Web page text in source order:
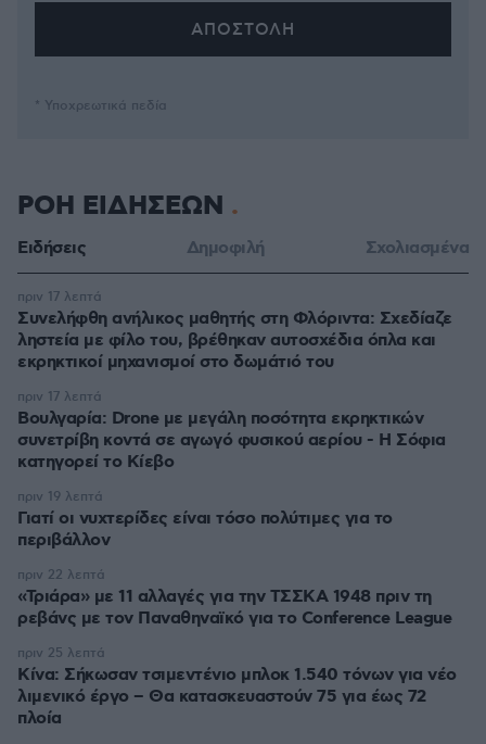
* Υποχρεωτικά πεδία
ΡΟΗ ΕΙΔΗΣΕΩΝ
Ειδήσεις Δημοφιλή Σχολιασμένα
Συνελήφθη ανήλικος μαθητής στη Φλόριντα: Σχεδίαζε
ληστεία με φίλο του, βρέθηκαν αυτοσχέδια όπλα και
εκρηκτικοί μηχανισμοί στο δωμάτιό του
πριν 17 λεπτά
Βουλγαρία: Drone με μεγάλη ποσότητα εκρηκτικών
συνετρίβη κοντά σε αγωγό φυσικού αερίου - Η Σόφια
κατηγορεί το Κίεβο
πριν 17 λεπτά
Γιατί οι νυχτερίδες είναι τόσο πολύτιμες για το
περιβάλλον
πριν 19 λεπτά
«Τριάρα» με 11 αλλαγές για την ΤΣΣΚΑ 1948 πριν τη
ρεβάνς με τον Παναθηναϊκό για το Conference League
πριν 22 λεπτά
Κίνα: Σήκωσαν τσιμεντένιο μπλοκ 1.540 τόνων για νέο
λιμενικό έργο – Θα κατασκευαστούν 75 για έως 72
πλοία
πριν 25 λεπτά